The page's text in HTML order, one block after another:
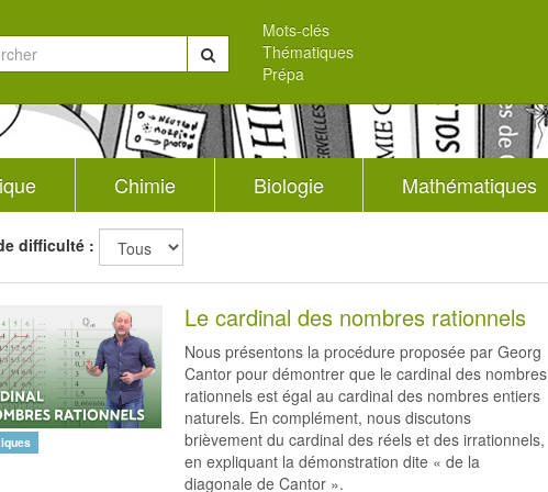
Chercher
Mots-clés
Thématiques
Prépa
Chimie Biologie Mathématiques
difficulté :
Le cardinal des nombres rationnels
Nous présentons la procédure proposée par Georg
Cantor pour démontrer que le cardinal des nombres
rationnels est égal au cardinal des nombres entiers
naturels. En complément, nous discutons
brièvement du cardinal des réels et des irrationnels,
en expliquant la démonstration dite « de la
diagonale de Cantor ».